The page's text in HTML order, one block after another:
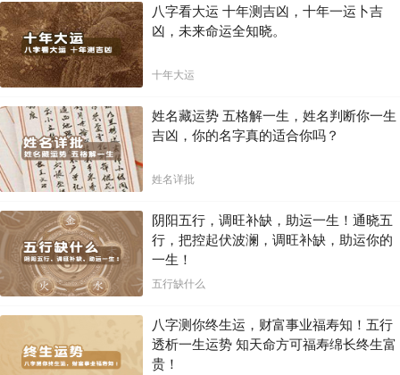
八字看大运 十年测吉凶，十年一运卜吉
凶，未来命运全知晓。
十年大运
姓名藏运势 五格解一生，姓名判断你一生
吉凶，你的名字真的适合你吗？
姓名详批
阴阳五行，调旺补缺，助运一生！通晓五
行，把控起伏波澜，调旺补缺，助运你的
一生！
五行缺什么
八字测你终生运，财富事业福寿知！五行
透析一生运势 知天命方可福寿绵长终生富
贵！